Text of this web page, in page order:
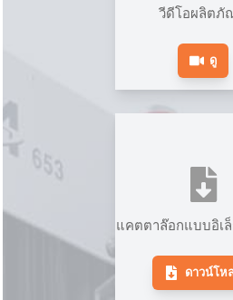
วีดีโอผลิตภั
ดู
แคตตาล๊อกแบบอิเ
ดาวน์โห